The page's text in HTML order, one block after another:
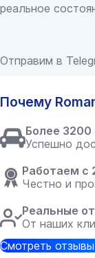
реальное
Отправим в
Почему
Более
Успешно
Работаем с
Честно и
Реальные
От наших
Смотреть